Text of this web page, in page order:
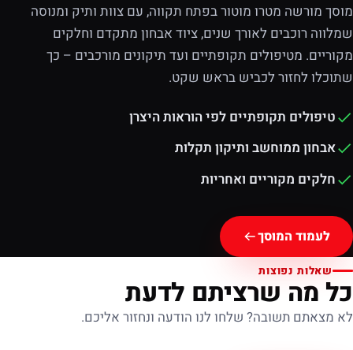
מוסך מורשה מטרו מוטור בפתח תקווה, עם צוות ותיק ומנוסה
שמלווה רוכבים לאורך שנים, ציוד אבחון מתקדם וחלקים
מקוריים. מטיפולים תקופתיים ועד תיקונים מורכבים – כך
שתוכלו לחזור לכביש בראש שקט.
טיפולים תקופתיים לפי הוראות היצרן
אבחון ממוחשב ותיקון תקלות
חלקים מקוריים ואחריות
לעמוד המוסך
שאלות נפוצות
כל מה שרציתם לדעת
לא מצאתם תשובה? שלחו לנו הודעה ונחזור אליכם.